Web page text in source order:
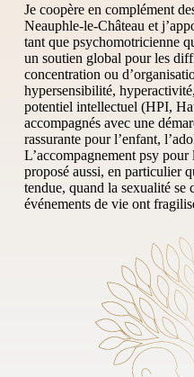
Je coopère en complément
Neauphle-le-Château et
tant que psychomotricienne
un soutien global pour les
concentration ou
hypersensibilité,
potentiel intellectuel (HPI,
accompagnés avec une
rassurante pour l’enfant,
L’accompagnement psy
proposé aussi, en particulier
tendue, quand la sexualité se
événements de vie ont